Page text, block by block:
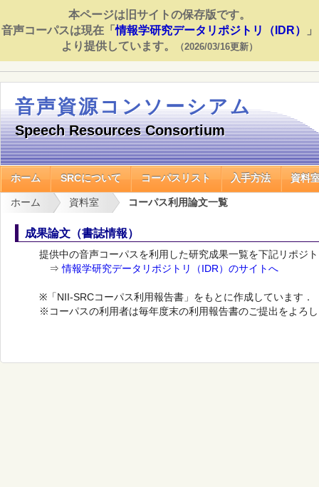
本ページは旧サイトの保存版です。
音声コーパスは現在「情報学研究データリポジトリ（IDR）
」
より提供しています。
（2026/03/16更新）
音声資源コンソーシアム
Speech Resources Consortium
ホーム SRCについて コーパスリスト 入手方法 資料
ホーム 資料室 コーパス利用論文一覧
成果論文（書誌情報）
提供中の音声コーパスを利用した研究成果一覧を下記リポジ
⇒情報学研究データリポジトリ（IDR）のサイトへ
※「NII-SRCコーパス利用報告書」をもとに作成しています．
※コーパスの利用者は毎年度末の利用報告書のご提出をよろ